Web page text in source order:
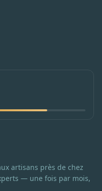
artisans près de chez
— une fois par mois,